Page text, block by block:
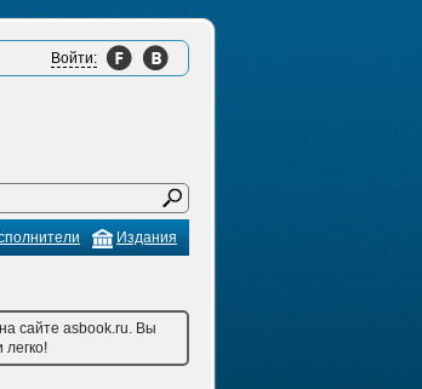
Войти:
Издания
сайте asbook.ru. Вы